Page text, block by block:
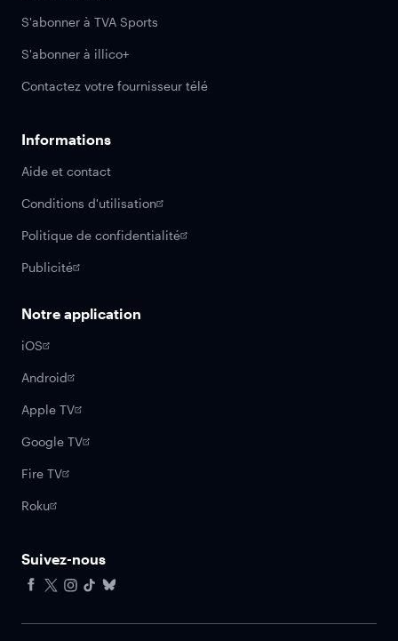
S'abonner à TVA Sports
S'abonner à illico+
Contactez votre fournisseur télé
Informations
Aide et contact
Conditions d'utilisation
Politique de confidentialité
Publicité
Notre application
iOS
Android
Apple TV
Google TV
Fire TV
Roku
Suivez-nous